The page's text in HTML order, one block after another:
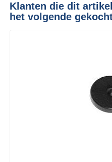
Klanten die dit
het volgende